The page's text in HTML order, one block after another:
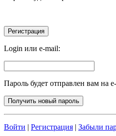
Login или e-mail:
Пароль будет отправлен вам на
Войти | Регистрация | Забыли